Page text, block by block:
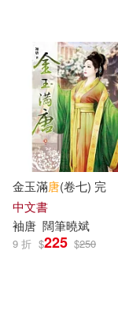
上海書畫出
唐 金剛智譯
唐晉 主編
崔鍾雷(23)
王袍(23)
人民衛生出
北京科學技
禾馬(126)
高等教育出
harmonia
金玉滿唐(卷七) 完
中文書
袖唐 闊筆曉斌
9 折 $225 $250